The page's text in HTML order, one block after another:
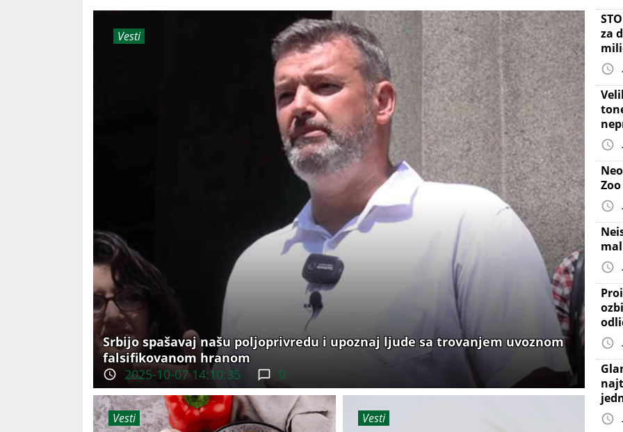
Vesti
Srbijo spašavaj našu poljoprivredu i upoznaj ljude sa trovanjem uvoznom
falsifikovanom hranom
2025-10-07 14:10:35
0
Vesti Vesti
za